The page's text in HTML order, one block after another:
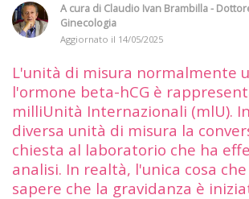
A cura di Claudio Ivan Brambilla -
Ginecologia
Aggiornato il 14/05/2025
L'unità di misura normalmente
l'ormone beta-hCG è
milliUnità Internazionali (mlU).
diversa unità di misura la
chiesta al laboratorio che ha
analisi. In realtà, l'unica cosa
sapere che la gravidanza è